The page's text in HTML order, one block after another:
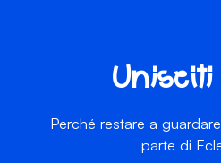
Unisciti
Perché restare a
parte di